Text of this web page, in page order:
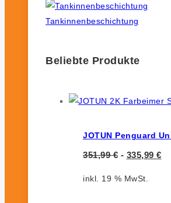
Tankinnenbeschichtung
Beliebte Produkte
JOTUN Penguard
351,99€ - 335,99 €
inkl. 19 % MwSt.